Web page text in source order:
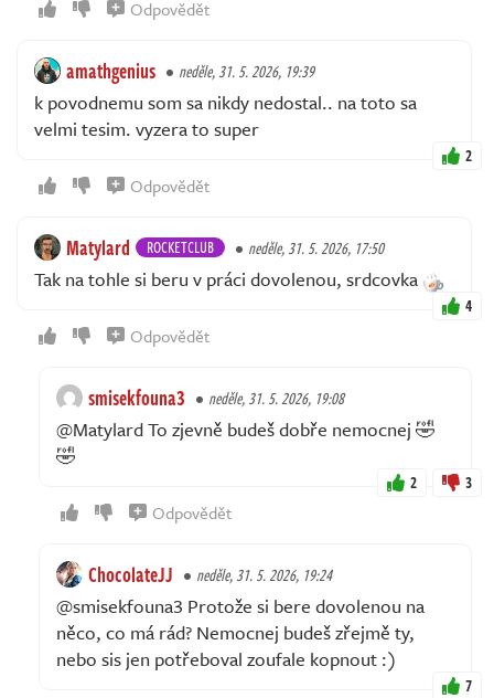
Odpovědět
amathgenius neděle, 31. 5. 2026, 19:39
k povodnemu som sa nikdy nedostal.. na toto sa
velmi tesim. vyzera to super
2
Odpovědět
Matylard ROCKETCLUB neděle, 31. 5. 2026, 17:50
Tak na tohle si beru v práci dovolenou, srdcovka
4
Odpovědět
smisekfouna3 neděle, 31. 5. 2026, 19:08
@Matylard To zjevně budeš dobře nemocnej 🤣
🤣
2 3
Odpovědět
ChocolateJJ neděle, 31. 5. 2026, 19:24
@smisekfouna3 Protože si bere dovolenou na
něco, co má rád? Nemocnej budeš zřejmě ty,
nebo sis jen potřeboval zoufale kopnout :)
7